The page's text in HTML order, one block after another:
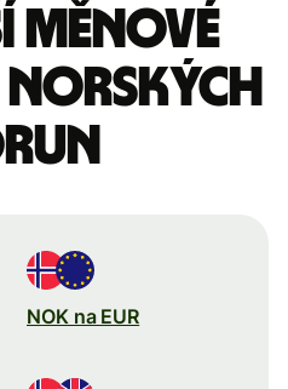
měnové
norských
NOK na EUR